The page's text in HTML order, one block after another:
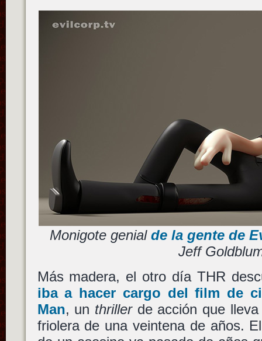
Monigote genialde la gente de
Jeff
Más madera, el otro día THR
iba a hacer cargo del film de
Man, un thrillerde acción que lleva
friolera de una veintena de años.